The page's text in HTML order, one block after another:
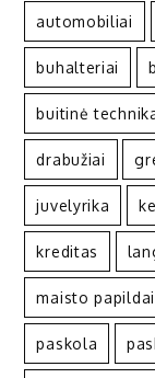
automobiliai
buhalteriai
buitinė
drabužiai
juvelyrika
kreditas
maisto papildai
paskola